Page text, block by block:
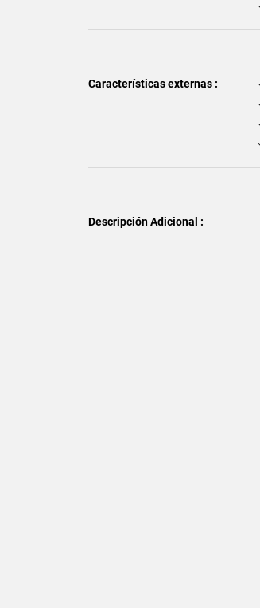
Características externas :
Descripción Adicional :